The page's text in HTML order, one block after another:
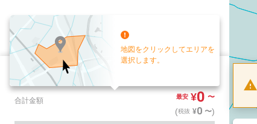
地図をクリックしてエリアを
選択します。
配布部数
お手元送付
合計金額 最安 ¥0 〜
(税抜 ¥0 〜)